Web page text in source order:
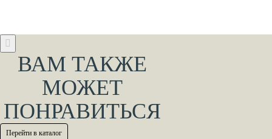
ВАМ ТАКЖЕ
МОЖЕТ
ПОНРАВИТЬСЯ
Перейти в каталог